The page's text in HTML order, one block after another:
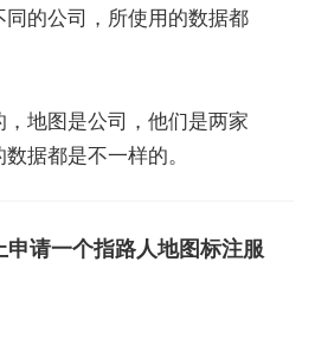
的公司，所使用的数据都
地图是公司，他们是两家
据都是不一样的。
请一个指路人地图标注服